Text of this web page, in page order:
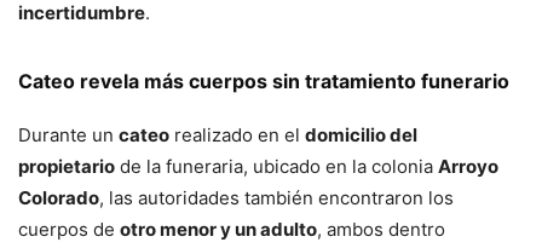
incertidumbre.
Cateo revela más cuerpos sin tratamiento funerario
Durante un cateo realizado en el domicilio del
propietario de la funeraria, ubicado en la colonia Arroyo
Colorado, las autoridades también encontraron los
cuerpos de otro menor y un adulto, ambos dentro